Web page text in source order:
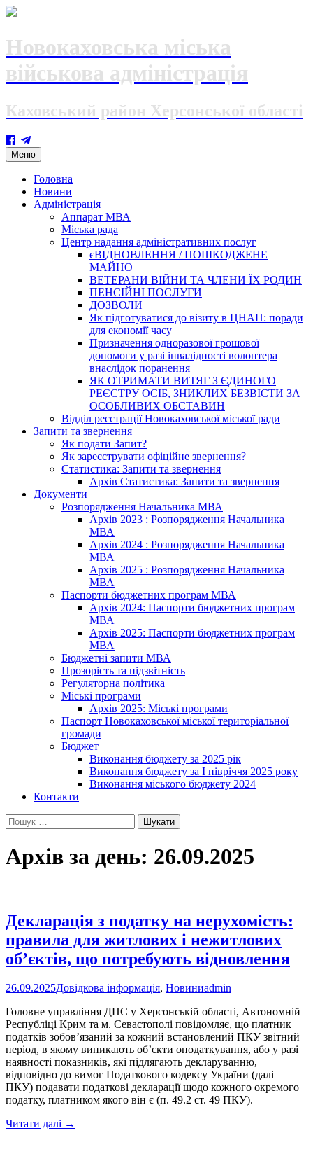
Новокаховська міська
військова адміністрація
Каховський район Херсонської області
Меню Skip
to
content
Головна
Новини
Адміністрація
Аппарат МВА
Міська рада
Центр надання адміністративних послуг
єВІДНОВЛЕННЯ / ПОШКОДЖЕНЕ
МАЙНО
ВЕТЕРАНИ ВІЙНИ ТА ЧЛЕНИ ЇХ РОДИН
ПЕНСІЙНІ ПОСЛУГИ
ДОЗВОЛИ
Як підготуватися до візиту в ЦНАП: поради
для економії часу
Призначення одноразової грошової
допомоги у разі інвалідності волонтера
внаслідок поранення
ЯК ОТРИМАТИ ВИТЯГ З ЄДИНОГО
РЕЄСТРУ ОСІБ, ЗНИКЛИХ БЕЗВІСТИ ЗА
ОСОБЛИВИХ ОБСТАВИН
Відділ реєстрації Новокаховської міської ради
Запити та звернення
Як подати Запит?
Як зареєструвати офіційне звернення?
Статистика: Запити та звернення
Архів Статистика: Запити та звернення
Документи
Розпорядження Начальника МВА
Архів 2023 : Розпорядження Начальника
МВА
Архів 2024 : Розпорядження Начальника
МВА
Архів 2025 : Розпорядження Начальника
МВА
Паспорти бюджетних програм МВА
Архів 2024: Паспорти бюджетних програм
МВА
Архів 2025: Паспорти бюджетних програм
МВА
Бюджетні запити МВА
Прозорість та підзвітність
Регуляторна політика
Міські програми
Архів 2025: Міські програми
Паспорт Новокаховської міської територіальної
громади
Бюджет
Виконання бюджету за 2025 рік
Виконання бюджету за І півріччя 2025 року
Виконання міського бюджету 2024
Контакти
Пошук:
Архів за день: 26.09.2025
Декларація з податку на нерухомість:
правила для житлових і нежитлових
об’єктів, що потребують відновлення
26.09.2025Довідкова інформація, Новиниadmin
Головне управління ДПС у Херсонській області, Автономній
Республіці Крим та м. Севастополі повідомляє, що платник
податків зобов’язаний за кожний встановлений ПКУ звітний
період, в якому виникають об’єкти оподаткування, або у разі
наявності показників, які підлягають декларуванню,
відповідно до вимог Податкового кодексу України (далі –
ПКУ) подавати податкові декларації щодо кожного окремого
податку, платником якого він є (п. 49.2 ст. 49 ПКУ).
Читати далі Декларація
→